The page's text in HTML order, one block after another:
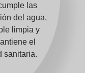
las
del agua,
limpia y
el
sanitaria.